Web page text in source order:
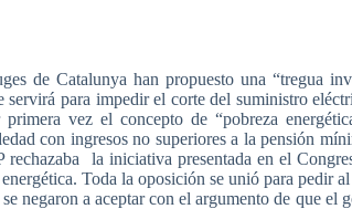
de Catalunya han propuesto una “tregua
servirá para impedirel cortedel suministro
primera vez el conceptode “pobreza
con ingresosno superioresa lapensión
rechazaba la iniciativa presentada en el
energética. Toda la oposición se unió para pedir
negaron aaceptarcon elargumento de queel